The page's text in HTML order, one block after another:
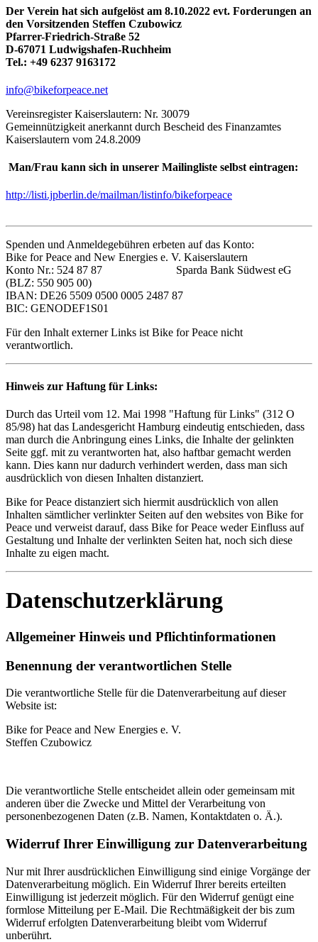
Der Verein hat sich aufgelöst am 8.10.2022 evt. Forderungen an
den Vorsitzenden Steffen Czubowicz
Pfarrer-Friedrich-Straße 52
D-67071 Ludwigshafen-Ruchheim
Tel.: +49 6237 9163172
info@bikeforpeace.net
Vereinsregister Kaiserslautern: Nr. 30079
Gemeinnützigkeit anerkannt durch Bescheid des Finanzamtes
Kaiserslautern vom 24.8.2009
Man/Frau kann sich in unserer Mailingliste selbst eintragen:
http://listi.jpberlin.de/mailman/listinfo/bikeforpeace
Spenden und Anmeldegebühren erbeten auf das Konto:
Bike for Peace and New Energies e. V. Kaiserslautern
Konto Nr.: 524 87 87 Sparda Bank Südwest eG
(BLZ: 550 905 00)
IBAN: DE26 5509 0500 0005 2487 87
BIC: GENODEF1S01
Für den Inhalt externer Links ist Bike for Peace nicht
verantwortlich.
Hinweis zur Haftung für Links:
Durch das Urteil vom 12. Mai 1998 "Haftung für Links" (312 O
85/98) hat das Landesgericht Hamburg eindeutig entschieden, dass
man durch die Anbringung eines Links, die Inhalte der gelinkten
Seite ggf. mit zu verantworten hat, also haftbar gemacht werden
kann. Dies kann nur dadurch verhindert werden, dass man sich
ausdrücklich von diesen Inhalten distanziert.
Bike for Peace distanziert sich hiermit ausdrücklich von allen
Inhalten sämtlicher verlinkter Seiten auf den websites von Bike for
Peace und verweist darauf, dass Bike for Peace weder Einfluss auf
Gestaltung und Inhalte der verlinkten Seiten hat, noch sich diese
Inhalte zu eigen macht.
Datenschutzerklärung
Allgemeiner Hinweis und Pflichtinformationen
Benennung der verantwortlichen Stelle
Die verantwortliche Stelle für die Datenverarbeitung auf dieser
Website ist:
Bike for Peace and New Energies e. V.
Steffen Czubowicz
Die verantwortliche Stelle entscheidet allein oder gemeinsam mit
anderen über die Zwecke und Mittel der Verarbeitung von
personenbezogenen Daten (z.B. Namen, Kontaktdaten o. Ä.).
Widerruf Ihrer Einwilligung zur Datenverarbeitung
Nur mit Ihrer ausdrücklichen Einwilligung sind einige Vorgänge der
Datenverarbeitung möglich. Ein Widerruf Ihrer bereits erteilten
Einwilligung ist jederzeit möglich. Für den Widerruf genügt eine
formlose Mitteilung per E-Mail. Die Rechtmäßigkeit der bis zum
Widerruf erfolgten Datenverarbeitung bleibt vom Widerruf
unberührt.